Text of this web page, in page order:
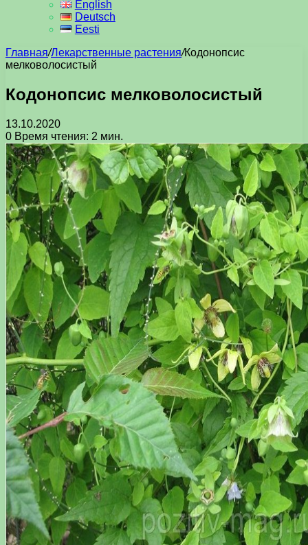
English
Deutsch
Eesti
Главная/Лекарственные растения/Кодонопсис
мелковолосистый
Кодонопсис мелковолосистый
13.10.2020
0 Время чтения: 2 мин.